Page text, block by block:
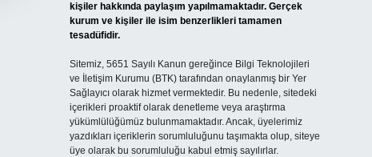
kişiler hakkında paylaşım yapılmamaktadır. Gerçek
kurum ve kişiler ile isim benzerlikleri tamamen
tesadüfidir.
Sitemiz, 5651 Sayılı Kanun gereğince Bilgi Teknolojileri
ve İletişim Kurumu (BTK) tarafından onaylanmış bir Yer
Sağlayıcı olarak hizmet vermektedir. Bu nedenle, sitedeki
içerikleri proaktif olarak denetleme veya araştırma
yükümlülüğümüz bulunmamaktadır. Ancak, üyelerimiz
yazdıkları içeriklerin sorumluluğunu taşımakta olup, siteye
üye olarak bu sorumluluğu kabul etmiş sayılırlar.